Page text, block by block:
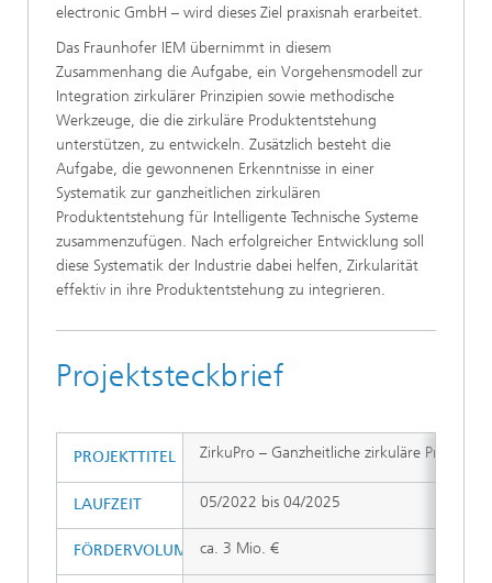
electronic GmbH – wird dieses Ziel praxisnah erarbeitet.
Das Fraunhofer IEM übernimmt in diesem
Zusammenhang die Aufgabe, ein Vorgehensmodell zur
Integration zirkulärer Prinzipien sowie methodische
Werkzeuge, die die zirkuläre Produktentstehung
unterstützen, zu entwickeln. Zusätzlich besteht die
Aufgabe, die gewonnenen Erkenntnisse in einer
Systematik zur ganzheitlichen zirkulären
Produktentstehung für Intelligente Technische Systeme
zusammenzufügen. Nach erfolgreicher Entwicklung soll
diese Systematik der Industrie dabei helfen, Zirkularität
effektiv in ihre Produktentstehung zu integrieren.
Projektsteckbrief
ZirkuPro – Ganzheitliche zirkuläre
05/2022 bis 04/2025
ca. 3 Mio. €
PROJEKTTITEL
LAUFZEIT
FÖRDERVOLUMEN